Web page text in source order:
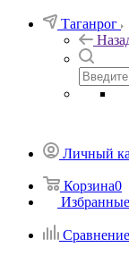
Таганрог
Личный
Корзина0